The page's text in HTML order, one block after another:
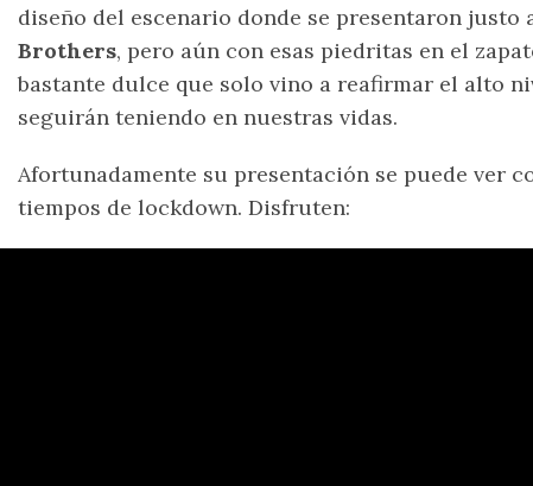
diseño del escenario donde se presentaron justo
Brothers, pero aún con esas piedritas en el
bastante dulce que solo vino a reafirmar el alto
seguirán teniendo en nuestras vidas.
Afortunadamente su presentación se puede ver
tiempos de lockdown. Disfruten: